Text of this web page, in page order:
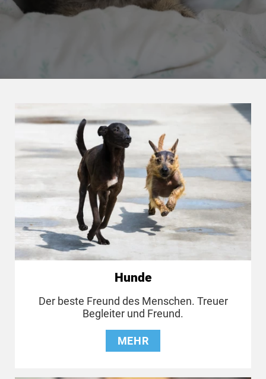
Hunde
Der beste Freund des Menschen. Treuer
Begleiter und Freund.
MEHR
Patenschaft